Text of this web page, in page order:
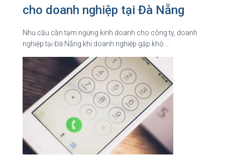
cho doanh nghiệp tại Đà Nẵng
Nhu cầu cần tạm ngừng kinh doanh cho công ty, doanh
nghiệp tại Đà Nẵng khi doanh nghiệp gặp khó …